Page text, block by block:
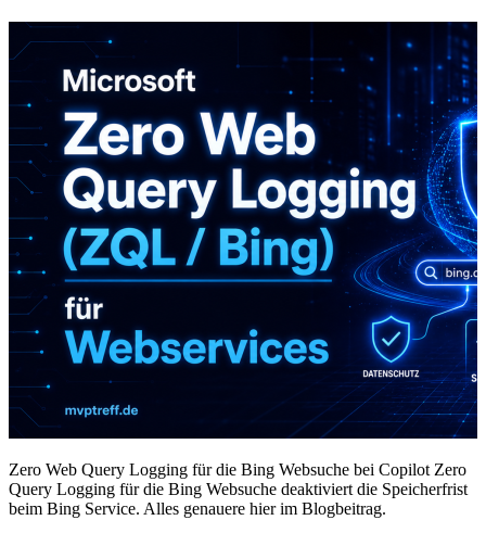
Zero Web Query Logging für die Bing Websuche bei Copilot Zero
Query Logging für die Bing Websuche deaktiviert die Speicherfrist
beim Bing Service. Alles genauere hier im Blogbeitrag.